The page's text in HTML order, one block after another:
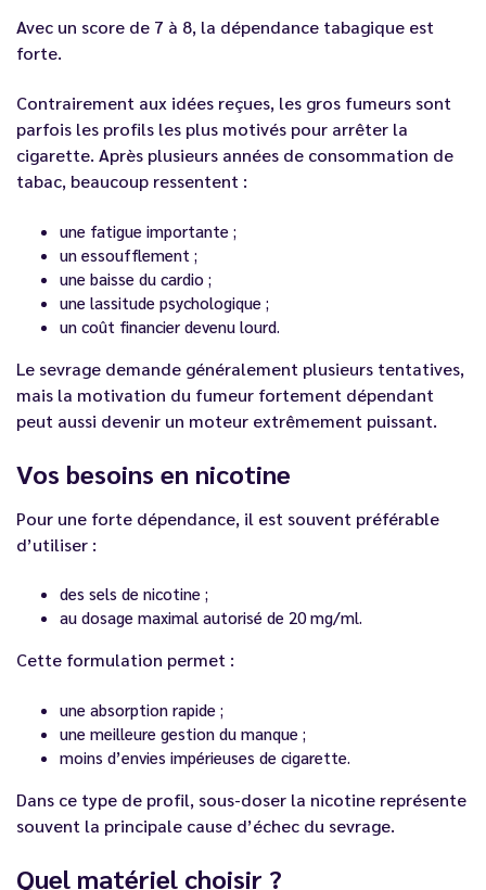
Avec un score de 7 à 8, la dépendance tabagique est
forte.
Contrairement aux idées reçues, les gros fumeurs sont
parfois les profils les plus motivés pour arrêter la
cigarette. Après plusieurs années de consommation de
tabac, beaucoup ressentent :
une fatigue importante ;
un essoufflement ;
une baisse du cardio ;
une lassitude psychologique ;
un coût financier devenu lourd.
Le sevrage demande généralement plusieurs tentatives,
mais la motivation du fumeur fortement dépendant
peut aussi devenir un moteur extrêmement puissant.
Vos besoins en nicotine
Pour une forte dépendance, il est souvent préférable
d’utiliser :
des sels de nicotine ;
au dosage maximal autorisé de 20 mg/ml.
Cette formulation permet :
une absorption rapide ;
une meilleure gestion du manque ;
moins d’envies impérieuses de cigarette.
Dans ce type de profil, sous-doser la nicotine représente
souvent la principale cause d’échec du sevrage.
Quel matériel choisir ?